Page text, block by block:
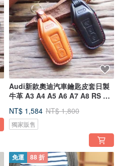
Audi新款奧迪汽車鑰匙皮套日製
牛革 A3 A4 A5 A6 A7 A8 RS 電
NT$ 1,584 NT$ 1,800
獨家販售
免運 88 折